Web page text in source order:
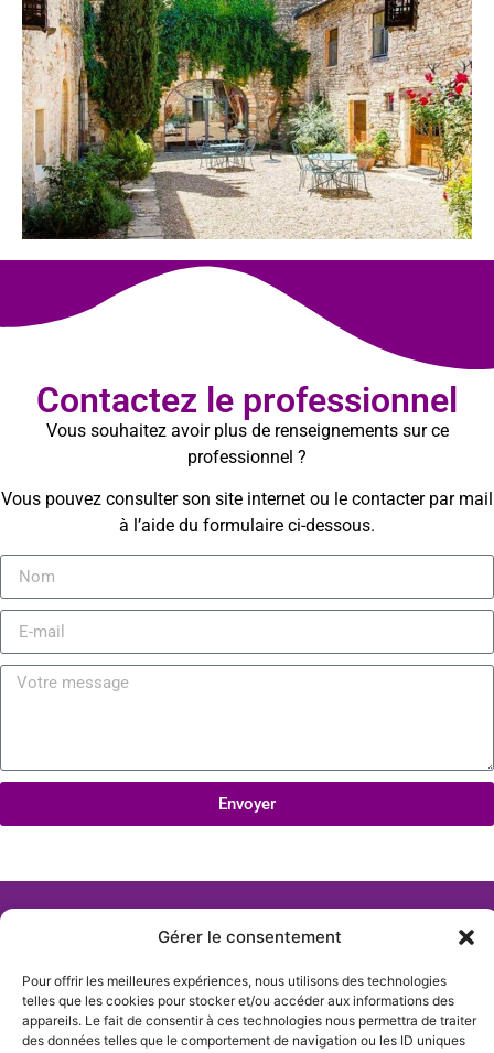
Gérer le consentement
Pour offrir les meilleures expériences, nous utilisons des technologies
telles que les cookies pour stocker et/ou accéder aux informations des
appareils. Le fait de consentir à ces technologies nous permettra de traiter
des données telles que le comportement de navigation ou les ID uniques
Contactez le professionnel
Vous souhaitez avoir plus de renseignements sur ce
professionnel ?
Vous pouvez consulter son site internet ou le contacter par mail
à l’aide du formulaire ci-dessous.
Envoyer